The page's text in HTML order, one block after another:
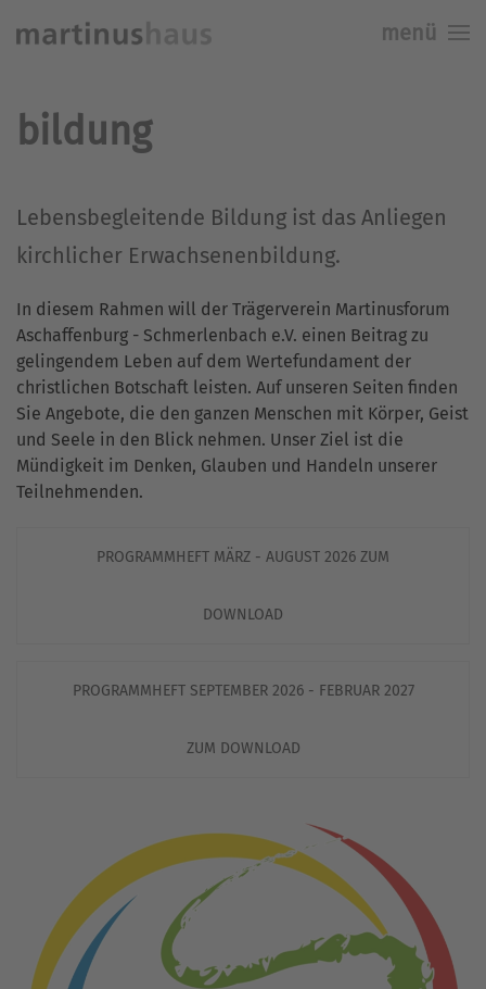
menü
bildung
Lebensbegleitende Bildung ist das Anliegen
kirchlicher Erwachsenenbildung.
In diesem Rahmen will der Trägerverein Martinusforum
Aschaffenburg - Schmerlenbach e.V. einen Beitrag zu
gelingendem Leben auf dem Wertefundament der
christlichen Botschaft leisten. Auf unseren Seiten finden
Sie Angebote, die den ganzen Menschen mit Körper, Geist
und Seele in den Blick nehmen. Unser Ziel ist die
Mündigkeit im Denken, Glauben und Handeln unserer
Teilnehmenden.
PROGRAMMHEFT MÄRZ - AUGUST 2026 ZUM
DOWNLOAD
PROGRAMMHEFT SEPTEMBER 2026 - FEBRUAR 2027
ZUM DOWNLOAD